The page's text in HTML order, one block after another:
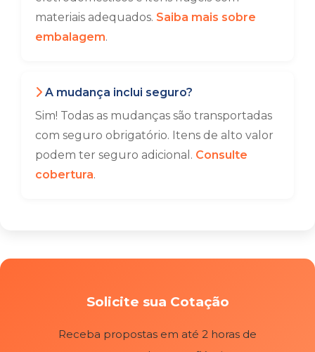
materiais adequados. Saiba mais sobre
embalagem.
A mudança inclui seguro?
Sim! Todas as mudanças são transportadas
com seguro obrigatório. Itens de alto valor
podem ter seguro adicional. Consulte
cobertura.
Solicite sua Cotação
Receba propostas em até 2 horas de